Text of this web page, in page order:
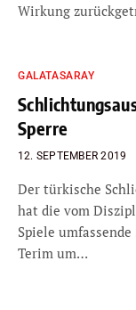
Wirkung
GALATASARAY
Sperre
12. SEPTEMBER 2019
Der türkische
hat die vom
Spiele
Terim um…